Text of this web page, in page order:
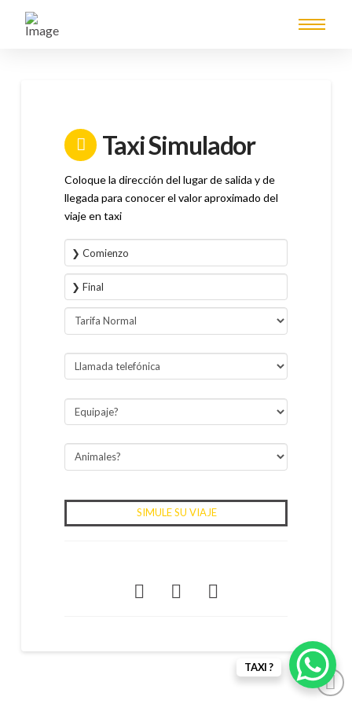
Taxi Simulador
Coloque la dirección del lugar de salida y de
llegada para conocer el valor aproximado del
viaje en taxi
TAXI ?